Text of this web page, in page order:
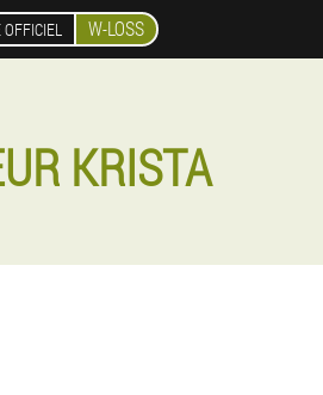
OFFICIEL W-LOSS
KRISTA